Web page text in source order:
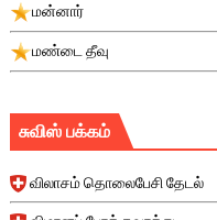
மன்னார்
மண்டை தீவு
சுவிஸ் பக்கம்
விலாசம் தொலைபேசி தேடல்